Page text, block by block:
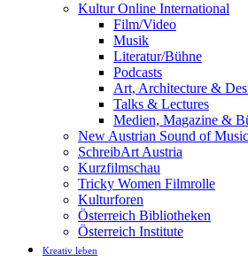
Kultur Online International
Film/Video
Musik
Literatur/Bühne
Podcasts
Art, Architecture &
Talks & Lectures
Medien, Magazine &
New Austrian Sound of Music
SchreibArt Austria
Kurzfilmschau
Tricky Women Filmrolle
Kulturforen
Österreich Bibliotheken
Österreich Institute
Kreativ leben